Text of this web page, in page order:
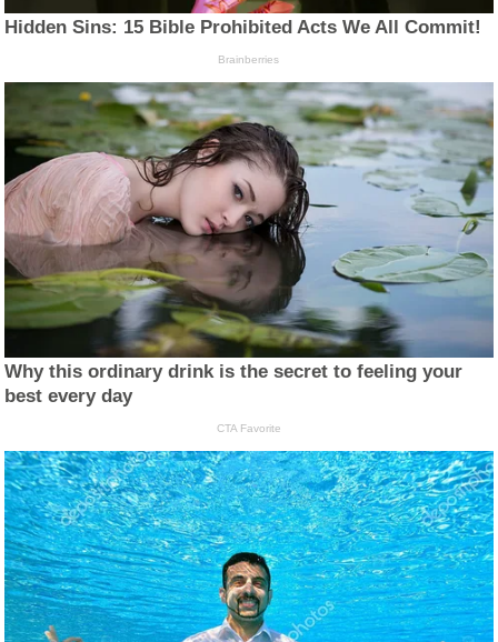
Hidden Sins: 15 Bible Prohibited Acts We All Commit!
Brainberries
Why this ordinary drink is the secret to feeling your
best every day
CTA Favorite